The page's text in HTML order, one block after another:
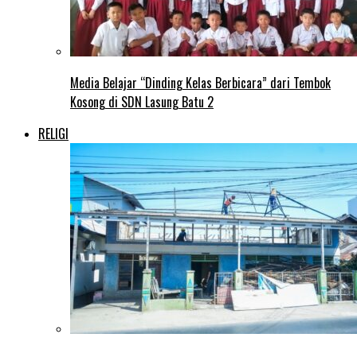
Media Belajar “Dinding Kelas Berbicara” dari Tembok
Kosong di SDN Lasung Batu 2
RELIGI